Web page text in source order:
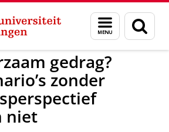
Menu
en
zoeken
gedrag?
zonder
niet